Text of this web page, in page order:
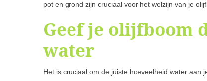
pot en grond zijn cruciaal voor het welzijn van je
Geef je olijfboom
water
Het is cruciaal om de juiste hoeveelheid water aan